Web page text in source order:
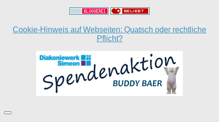
Cookie-Hinweis auf Webseiten: Quatsch oder rechtliche
Pflicht?